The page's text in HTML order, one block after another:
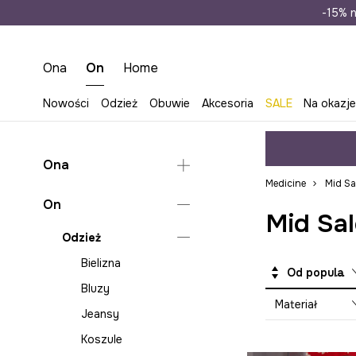
Wysyłka
-15%
Ona On Home
Nowości Odzież Obuwie Akcesoria SALE Na okazje
Ona
Kombinezony
Koszule i bluzki
Lifestyle i trampki
Baleriny
Plecaki
Torby płócienne
On
Odzież
Bielizna
Bluzy
Jeansy
Koszule
Medicine Mid
Mid
Od popularnych
Materiał